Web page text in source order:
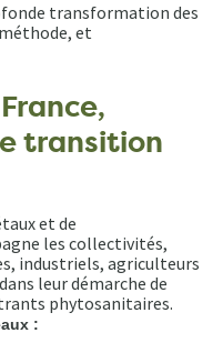
transformation des
et
transition
et de
les collectivités,
industriels, agriculteurs
leur démarche de
phytosanitaires.
: